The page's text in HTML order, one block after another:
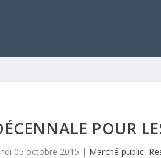
POUR
05 octobre 2015 | Marché public,